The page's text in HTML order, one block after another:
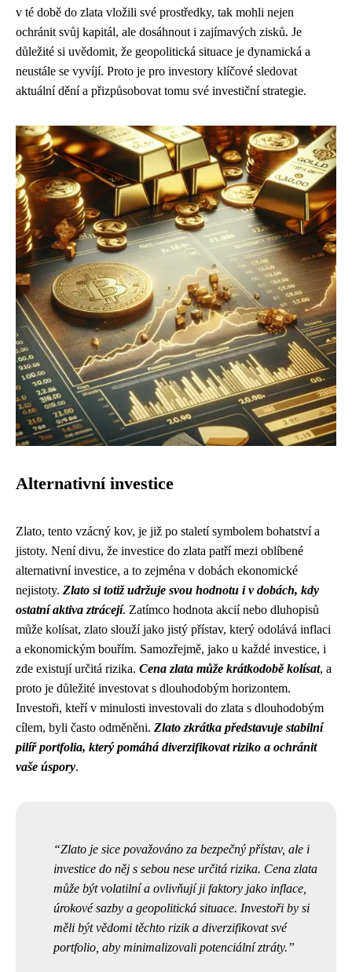
v té době do zlata vložili své prostředky, tak mohli nejen
ochránit svůj kapitál, ale dosáhnout i zajímavých zisků. Je
důležité si uvědomit, že geopolitická situace je dynamická a
neustále se vyvíjí. Proto je pro investory klíčové sledovat
aktuální dění a přizpůsobovat tomu své investiční strategie.
Alternativní investice
Zlato, tento vzácný kov, je již po staletí symbolem bohatství a
jistoty. Není divu, že investice do zlata patří mezi oblíbené
alternativní investice, a to zejména v dobách ekonomické
nejistoty. Zlato si totiž udržuje svou hodnotu i v dobách, kdy
ostatní aktiva ztrácejí. Zatímco hodnota akcií nebo dluhopisů
může kolísat, zlato slouží jako jistý přístav, který odolává inflaci
a ekonomickým bouřím. Samozřejmě, jako u každé investice, i
zde existují určitá rizika. Cena zlata může krátkodobě kolísat, a
proto je důležité investovat s dlouhodobým horizontem.
Investoři, kteří v minulosti investovali do zlata s dlouhodobým
cílem, byli často odměněni. Zlato zkrátka představuje stabilní
pilíř portfolia, který pomáhá diverzifikovat riziko a ochránit
vaše úspory.
Zlato je sice považováno za bezpečný přístav, ale i
investice do něj s sebou nese určitá rizika. Cena zlata
může být volatilní a ovlivňují ji faktory jako inflace,
úrokové sazby a geopolitická situace. Investoři by si
měli být vědomi těchto rizik a diverzifikovat své
portfolio, aby minimalizovali potenciální ztráty.